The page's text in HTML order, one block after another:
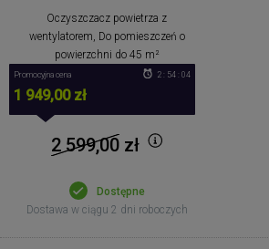
Oczyszczacz powietrza z
wentylatorem, Do pomieszczeń o
powierzchni do 45 m²
Promocyjna cena
1 949,00 zł
2 : 54 : 04
2 599,00zł
Dostępne
Dostawa w ciągu 2 dni roboczych